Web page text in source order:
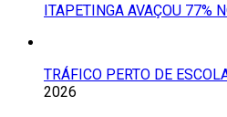
ITAPETINGA AVAÇOU 77%
TRÁFICO PERTO DE
2026